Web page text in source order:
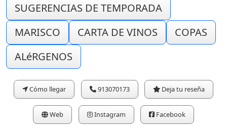
SUGERENCIAS DE TEMPORADA
MARISCO
CARTA DE VINOS
COPAS
ALéRGENOS
Cómo llegar 913070173 Deja tu reseña
Web Instagram Facebook